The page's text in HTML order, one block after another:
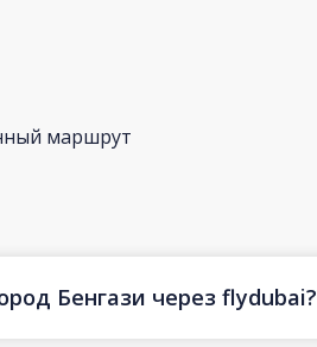
маршрут
Бенгази через flydubai?